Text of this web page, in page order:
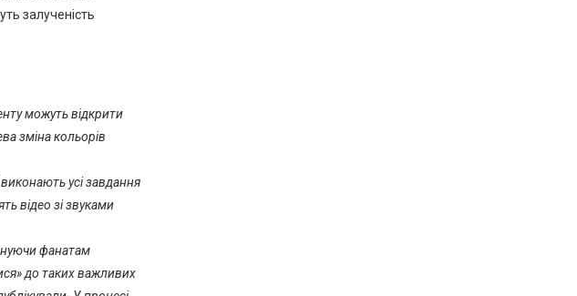
залученість
можуть відкрити
зміна кольорів
усі завдання
відео зі звуками
фанатам
до таких важливих